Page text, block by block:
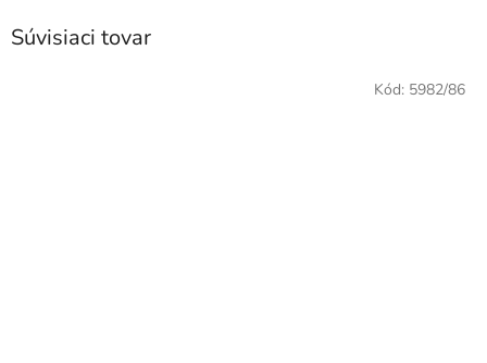
Súvisiaci tovar
Kód: 5982/86